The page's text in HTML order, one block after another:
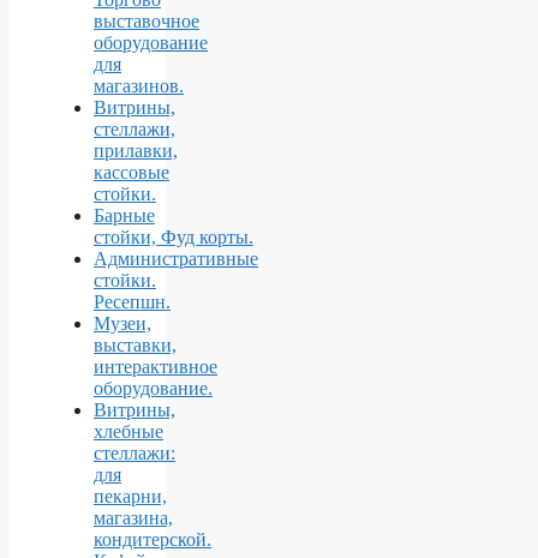
выставочное
оборудование
для
магазинов.
Витрины,
стеллажи,
прилавки,
кассовые
стойки.
Барные
стойки, Фуд корты.
Aдминистративные
стойки.
Ресепшн.
Музеи,
выставки,
интерактивное
оборудование.
Витрины,
хлебные
стеллажи:
для
пекарни,
магазина,
кондитерской.